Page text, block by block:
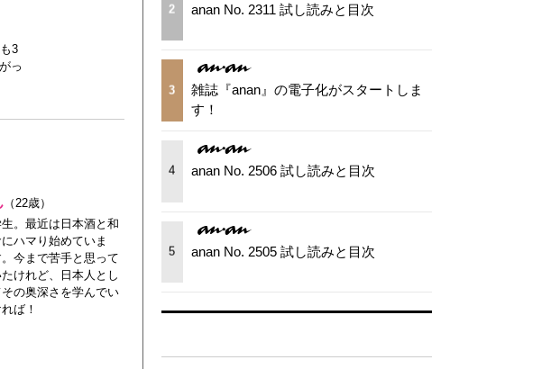
3
っ
（22歳）
。最近は日本酒と和
ハマり始めていま
今まで苦手と思って
たけれど、日本人とし
の奥深さを学んでい
ば！
2 anan No. 2311 試し読みと目次
3
雑誌『anan』の電子化がスタートしま
す！
4 anan No. 2506 試し読みと目次
5 anan No. 2505 試し読みと目次